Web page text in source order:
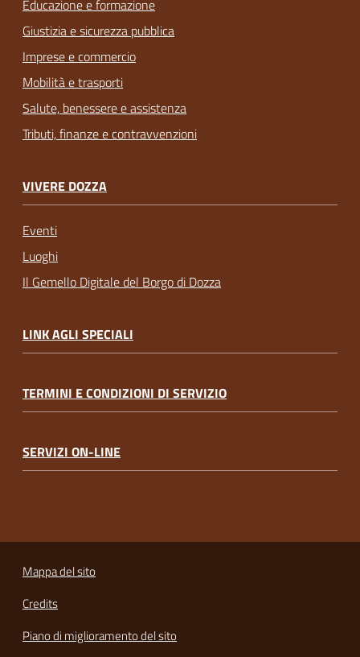
Educazione e formazione
Giustizia e sicurezza pubblica
Imprese e commercio
Mobilità e trasporti
Salute, benessere e assistenza
Tributi, finanze e contravvenzioni
VIVERE DOZZA
Eventi
Luoghi
Il Gemello Digitale del Borgo di Dozza
LINK AGLI SPECIALI
TERMINI E CONDIZIONI DI SERVIZIO
SERVIZI ON-LINE
Mappa del sito
Credits
Piano di miglioramento del sito